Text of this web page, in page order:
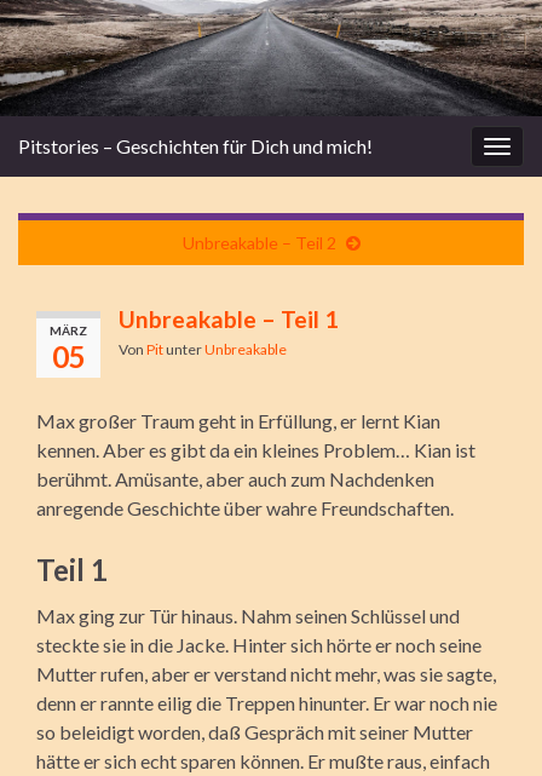
Pitstories – Geschichten für Dich und mich!
Unbreakable – Teil 2
MÄRZ
05
Unbreakable – Teil 1
Von PitunterUnbreakable
Max großer Traum geht in Erfüllung, er lernt Kian
kennen. Aber es gibt da ein kleines Problem… Kian ist
berühmt. Amüsante, aber auch zum Nachdenken
anregende Geschichte über wahre Freundschaften.
Teil 1
Max ging zur Tür hinaus. Nahm seinen Schlüssel und
steckte sie in die Jacke. Hinter sich hörte er noch seine
Mutter rufen, aber er verstand nicht mehr, was sie sagte,
denn er rannte eilig die Treppen hinunter. Er war noch nie
so beleidigt worden, daß Gespräch mit seiner Mutter
hätte er sich echt sparen können. Er mußte raus, einfach